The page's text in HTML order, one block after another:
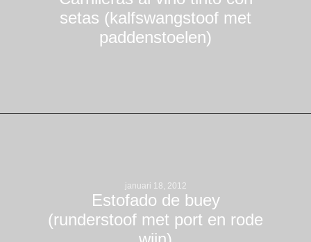
setas (kalfswangstoof met
paddenstoelen)
januari 18, 2012
Estofado de buey
(runderstoof met port en rode